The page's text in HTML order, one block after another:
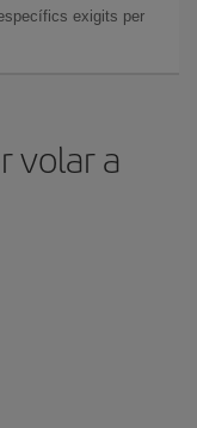
exigits per
volar a